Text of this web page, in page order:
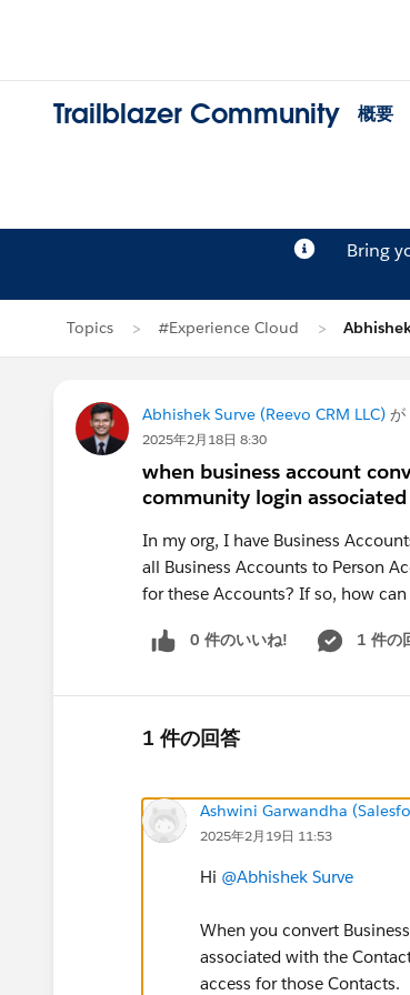
Trailblazer Community 概要
Bring
Topics #Experience Cloud
Abhishek Surve (Reevo CRM LLC) が
2025年2月18日 8:30
when business account
community login
In my org, I have Business
all Business Accounts to Person
for these Accounts? If so, how
0 件のいいね! 1 件の
1 件の回答
Ashwini Garwandha
2025年2月19日 11:53
Hi @Abhishek Surve
When you convert
associated with the
access for those Contacts.